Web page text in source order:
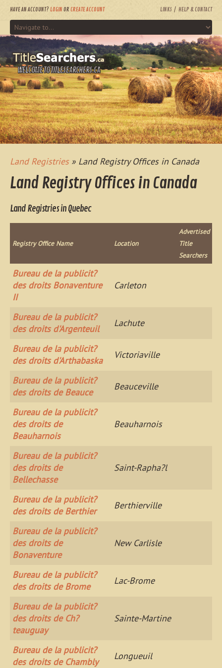
HAVE AN ACCOUNT? LOGIN OR CREATE ACCOUNT LINKS HELP & CONTACT
WELCOME TO TITLESEARCHERS.CA
Land Registries» Land Registry Offices in Canada
Land Registry Offices in Canada
Land Registries in Quebec
Registry Office Name Location
Advertised
Title
Searchers
Bureau de la publicit?
des droits Bonaventure
II
Carleton
Bureau de la publicit?
des droits d'Argenteuil
Lachute
Bureau de la publicit?
des droits d'Arthabaska
Victoriaville
Bureau de la publicit?
des droits de Beauce
Beauceville
Bureau de la publicit?
des droits de
Beauharnois
Beauharnois
Bureau de la publicit?
des droits de
Bellechasse
Saint-Rapha?l
Bureau de la publicit?
des droits de Berthier
Berthierville
Bureau de la publicit?
des droits de
Bonaventure
New Carlisle
Bureau de la publicit?
des droits de Brome
Lac-Brome
Bureau de la publicit?
des droits de Ch?
teauguay
Sainte-Martine
Bureau de la publicit?
des droits de Chambly
Longueuil